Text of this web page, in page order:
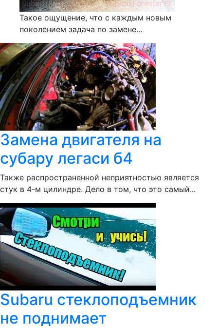
Такое ощущение, что с каждым новым
поколением задача по замене...
Замена двигателя на
субару легаси б4
Также распространенной неприятностью является
стук в 4-м цилиндре. Дело в том, что это самый...
Subaru стеклоподъемник
не поднимает